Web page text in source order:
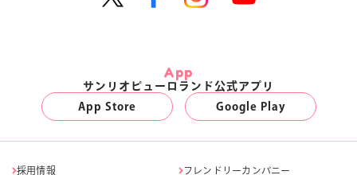
App
サンリオピューロランド公式アプリ
App Store
Google Play
採用情報 フレンドリーカンパニー